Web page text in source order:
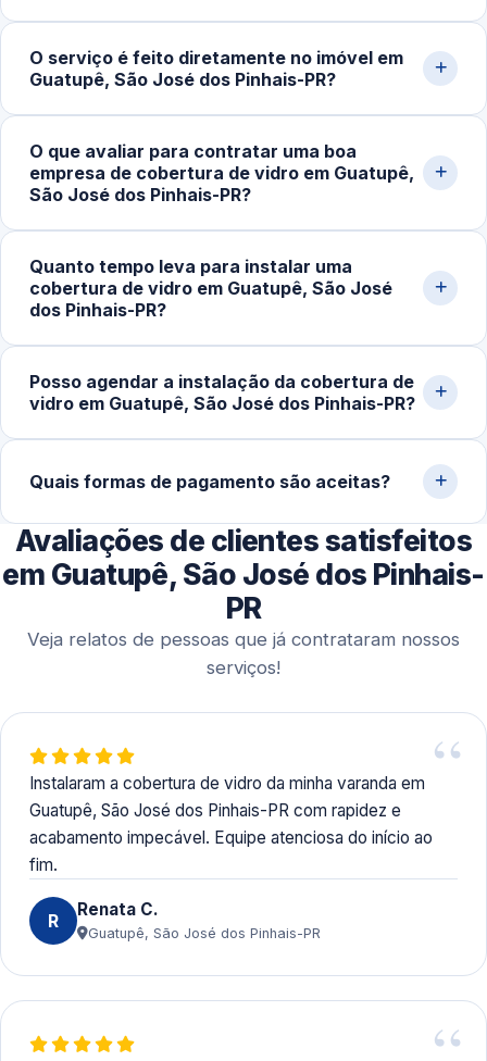
diminuindo os custos de deslocamento e agilizando o
tempo de execução. Também facilita as visitas técnicas
e o acompanhamento do projeto.
O serviço é feito diretamente no imóvel em
Guatupê, São José dos Pinhais-PR?
equipamentos apropriados para medição, ajuste e
fixação das peças, garantindo maior precisão, segurança
O que avaliar para contratar uma boa
empresa de cobertura de vidro em Guatupê,
São José dos Pinhais-PR?
materiais, o portfólio de projetos realizados e a
reputação do serviço. Solicite um orçamento claro, com
Quanto tempo leva para instalar uma
cobertura de vidro em Guatupê, São José
dos Pinhais-PR?
a 6 horas. Estruturas maiores ou mais complexas podem
exigir um ou mais dias de trabalho para garantir
segurança e um acabamento ideal.
Posso agendar a instalação da cobertura de
vidro em Guatupê, São José dos Pinhais-PR?
agendamentos para projetos planejados, permitindo a
Quais formas de pagamento são aceitas?
Aceitamos Pix, dinheiro, cartões de crédito e débito,
além de transferências bancárias, oferecendo
praticidade aos clientes.
Avaliações de clientes satisfeitos
em Guatupê, São José dos Pinhais-
PR
Veja relatos de pessoas que já contrataram nossos
serviços!
Instalaram a cobertura de vidro da minha varanda em
Guatupê, São José dos Pinhais-PR com rapidez e
acabamento impecável. Equipe atenciosa do início ao
fim.
R Renata C.
Guatupê, São José dos Pinhais-PR